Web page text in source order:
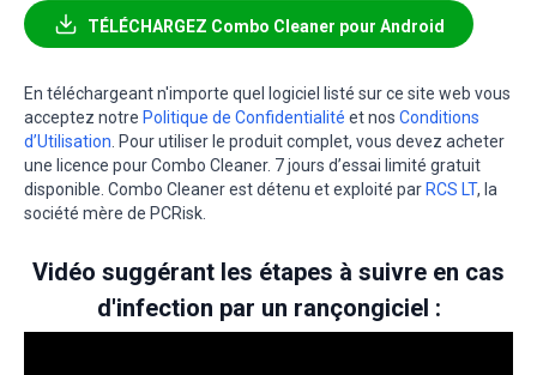
TÉLÉCHARGEZ Combo Cleaner pour Android
En téléchargeant n'importe quel logiciel listé sur ce site web vous
acceptez notre Politique de Confidentialité et nos Conditions
d’Utilisation. Pour utiliser le produit complet, vous devez acheter
une licence pour Combo Cleaner. 7 jours d’essai limité gratuit
disponible. Combo Cleaner est détenu et exploité par RCS LT, la
société mère de PCRisk.
Vidéo suggérant les étapes à suivre en cas
d'infection par un rançongiciel :